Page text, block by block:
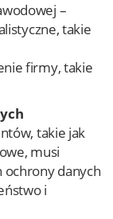
–
takie
firmy, takie
takie jak
musi
ochrony danych
i